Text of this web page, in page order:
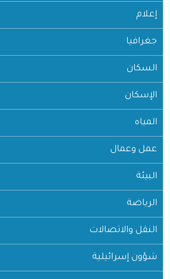
إعلام
جغرافيا
السكان
الإسكان
المياه
عمل وعمال
البيئة
الرياضة
النقل والاتصالات
شؤون إسرائيلية